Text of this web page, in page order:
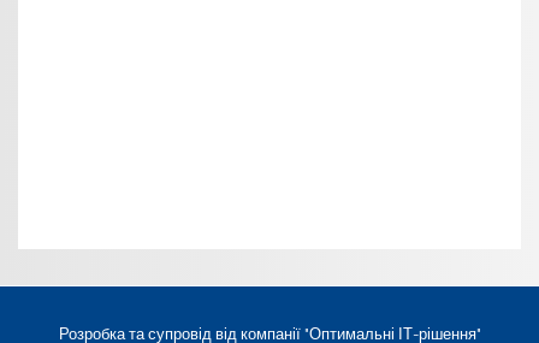
Розробка та супровід від компанії "Оптимальні ІТ-рішення"